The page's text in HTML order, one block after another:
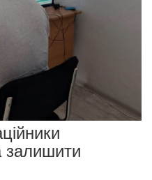
залишити